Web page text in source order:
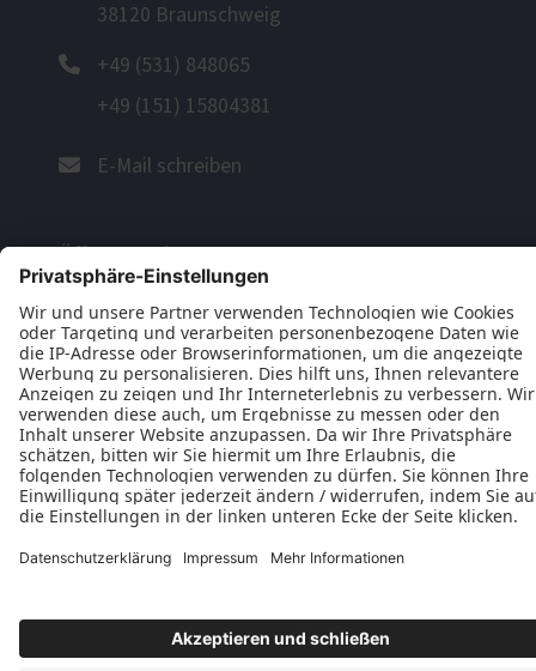
38120 Braunschweig
+49 (531) 848065
+49 (151) 15804381
E-Mail schreiben
Öffnungszeiten
Montag - Donnerstag: 9.30 - 16 Uhr
Freitag: 9.30 - 13 Uhr
Datenschutz Impressum
Kontakt